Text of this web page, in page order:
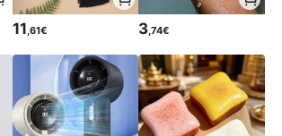
11,61€ 3,74€